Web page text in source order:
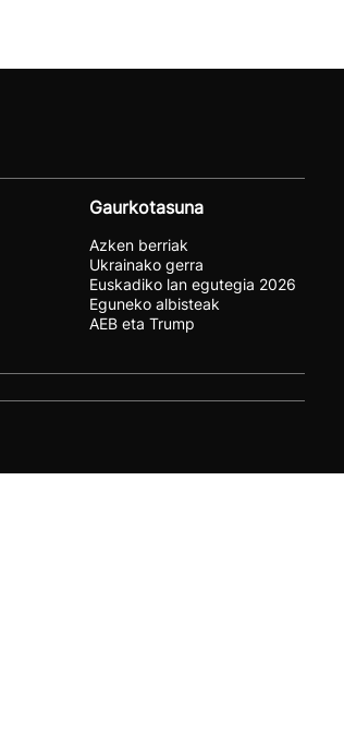
Gaurkotasuna
Azken berriak
Ukrainako gerra
Euskadiko lan egutegia 2026
Eguneko albisteak
AEB eta Trump